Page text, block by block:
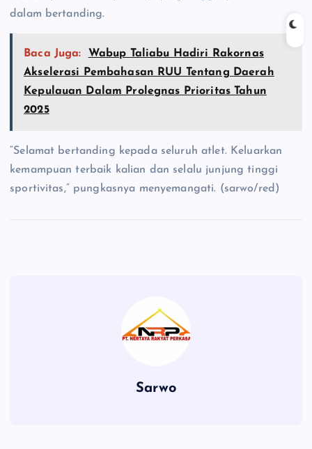
dalam bertanding.
Baca Juga:
Wabup Taliabu Hadiri Rakornas
Akselerasi Pembahasan RUU Tentang Daerah
Kepulauan Dalam Prolegnas Prioritas Tahun
2025
“Selamat bertanding kepada seluruh atlet. Keluarkan
kemampuan terbaik kalian dan selalu junjung tinggi
sportivitas,” pungkasnya menyemangati. (sarwo/red)
Sarwo